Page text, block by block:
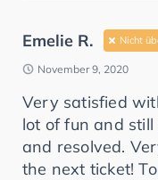
Emelie R. Nicht
November 9, 2020
Very satisfied
lot of fun and
and resolved.
the next ticket!